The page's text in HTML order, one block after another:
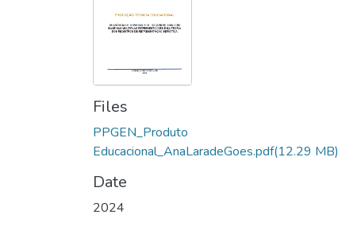
Files
PPGEN_Produto
Educacional_AnaLaradeGoes.pdf(12.29 MB)
Date
2024